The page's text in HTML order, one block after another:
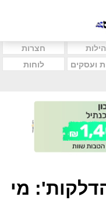
חצרות
ועסקים
לוחות
מי